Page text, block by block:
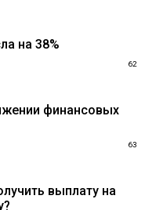
на 38%
62
финансовых
63
выплату на